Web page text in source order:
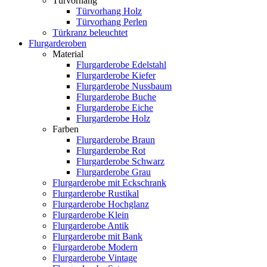
Türvorhang Holz
Türvorhang Perlen
Türkranz beleuchtet
Flurgarderoben
Material
Flurgarderobe Edelstahl
Flurgarderobe Kiefer
Flurgarderobe Nussbaum
Flurgarderobe Buche
Flurgarderobe Eiche
Flurgarderobe Holz
Farben
Flurgarderobe Braun
Flurgarderobe Rot
Flurgarderobe Schwarz
Flurgarderobe Grau
Flurgarderobe mit Eckschrank
Flurgarderobe Rustikal
Flurgarderobe Hochglanz
Flurgarderobe Klein
Flurgarderobe Antik
Flurgarderobe mit Bank
Flurgarderobe Modern
Flurgarderobe Vintage